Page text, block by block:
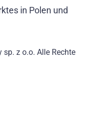
in Polen und
z o.o. Alle Rechte